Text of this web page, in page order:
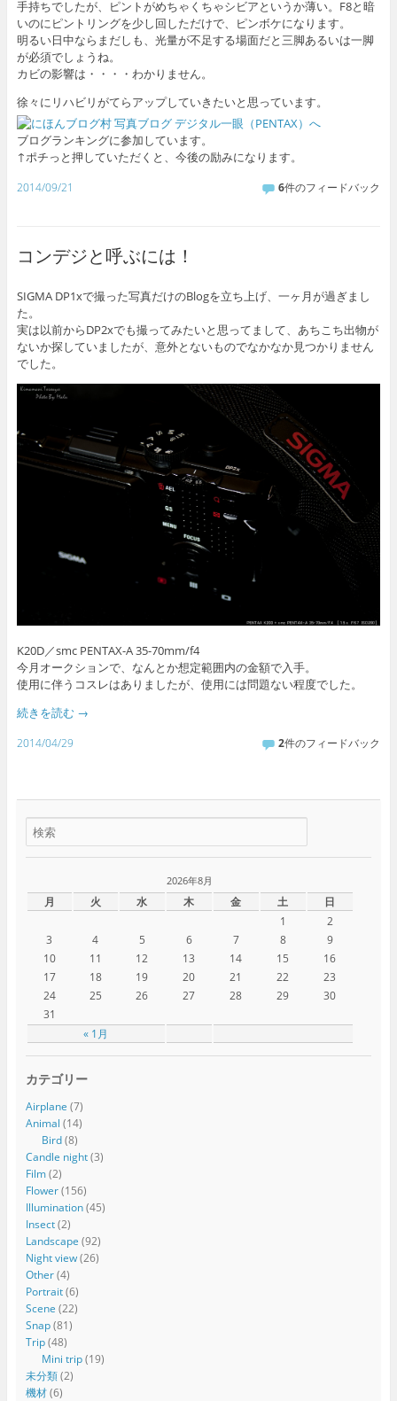
手持ちでしたが、ピントがめちゃくちゃシビアというか薄い。F8と暗
いのにピントリングを少し回しただけで、ピンボケになります。
明るい日中ならまだしも、光量が不足する場面だと三脚あるいは一脚
が必須でしょうね。
カビの影響は・・・・わかりません。
徐々にリハビリがてらアップしていきたいと思っています。
ブログランキングに参加しています。
↑ポチっと押していただくと、今後の励みになります。
2014/09/21 6件のフィードバック
コンデジと呼ぶには！
SIGMA DP1xで撮った写真だけのBlogを立ち上げ、一ヶ月が過ぎまし
た。
実は以前からDP2xでも撮ってみたいと思ってまして、あちこち出物が
ないか探していましたが、意外とないものでなかなか見つかりません
でした。
K20D／smc PENTAX-A 35-70mm/f4
今月オークションで、なんとか想定範囲内の金額で入手。
使用に伴うコスレはありましたが、使用には問題ない程度でした。
続きを読む →
2014/04/29 2件のフィードバック
2026年8月
月 火 水 木 金 土 日
« 1月
1
2
3
4 5 6 7 8
9
10
11 12 13 14 15
16
17
18 19 20 21 22
23
24
25 26 27 28 29
30
31
カテゴリー
Airplane (7)
Animal (14)
Bird(8)
Candle night(3)
Film(2)
Flower(156)
Illumination(45)
Insect(2)
Landscape (92)
Night view(26)
Other(4)
Portrait(6)
Scene (22)
Snap(81)
Trip(48)
Mini trip(19)
未分類(2)
機材(6)